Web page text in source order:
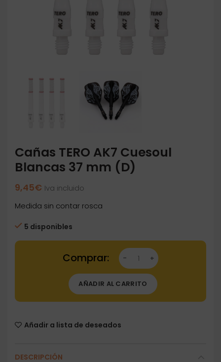
Cañas TERO AK7 Cuesoul
Blancas 37 mm (D)
9,45€ Iva incluido
Medida sin contar rosca
5 disponibles
Cañas TERO AK7 Cuesoul Blancas 37 mm
AÑADIR AL CARRITO
Añadir a lista de deseados
DESCRIPCIÓN